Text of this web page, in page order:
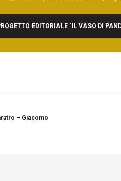
EDITORIALE "IL VASO DI
– Giacomo